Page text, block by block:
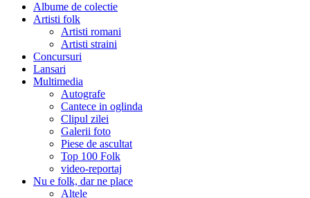
Albume de colectie
Artisti folk
Artisti romani
Artisti straini
Concursuri
Lansari
Multimedia
Autografe
Cantece in oglinda
Clipul zilei
Galerii foto
Piese de ascultat
Top 100 Folk
video-reportaj
Nu e folk, dar ne place
Altele